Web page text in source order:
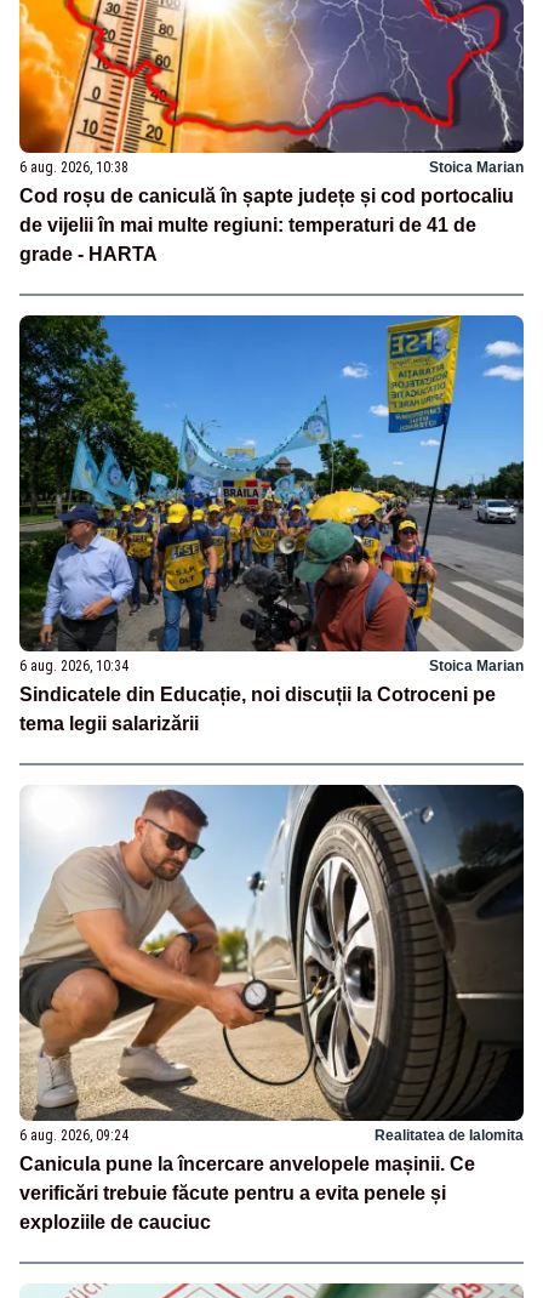
6 aug. 2026, 10:38 Stoica Marian
Cod roșu de caniculă în șapte județe și cod portocaliu
de vijelii în mai multe regiuni: temperaturi de 41 de
grade - HARTA
6 aug. 2026, 10:34 Stoica Marian
Sindicatele din Educație, noi discuții la Cotroceni pe
tema legii salarizării
6 aug. 2026, 09:24 Realitatea de Ialomita
Canicula pune la încercare anvelopele mașinii. Ce
verificări trebuie făcute pentru a evita penele și
exploziile de cauciuc